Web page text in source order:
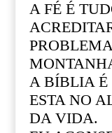
A FÉ É
A BÍBLIA É
ESTA NO
DA VIDA.